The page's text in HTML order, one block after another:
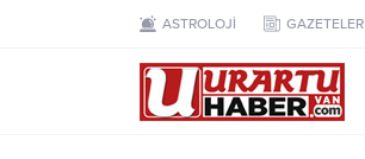
ASTROLOJİ GAZETELER